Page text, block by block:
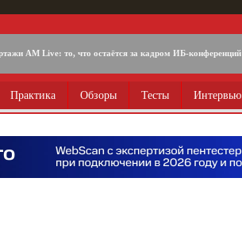
AM Live: то, что остаётся за кадром ИБ-конференций
Практика Обзоры Тесты Интервью